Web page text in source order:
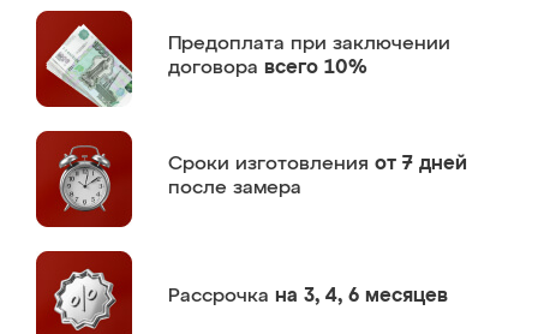
Предоплата при заключении
договора всего 10%
Сроки изготовления от 7 дней
после замера
Рассрочка на 3, 4, 6 месяцев